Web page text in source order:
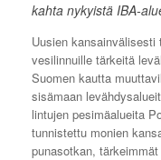
kahta nykyistä IBA-
Uusien kansainvälisesti
vesilinnuille tärkeitä
Suomen kautta
sisämaan
lintujen pesimäalueita
tunnistettu monien
punasotkan,